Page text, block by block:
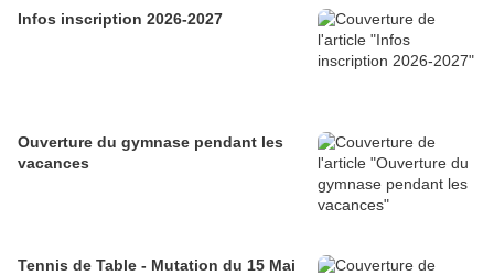
Infos inscription 2026-2027
Ouverture du gymnase pendant les
vacances
Tennis de Table - Mutation du 15 Mai